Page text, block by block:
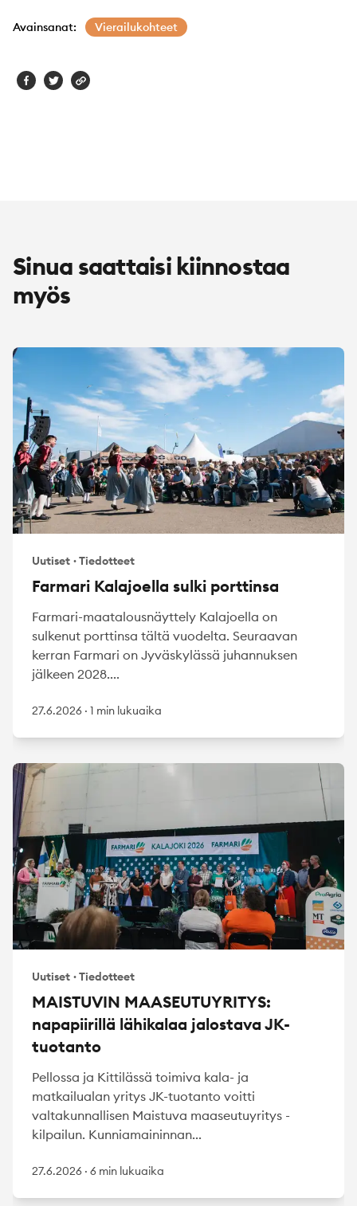
Avainsanat: Vierailukohteet
Sinua saattaisi kiinnostaa
myös
Uutiset ·Tiedotteet
Farmari Kalajoella sulki porttinsa
Farmari-maatalousnäyttely Kalajoella on
sulkenut porttinsa tältä vuodelta. Seuraavan
kerran Farmari on Jyväskylässä juhannuksen
jälkeen 2028....
27.6.2026 · 1 min lukuaika
Uutiset ·Tiedotteet
MAISTUVIN MAASEUTUYRITYS:
napapiirillä lähikalaa jalostava JK-
tuotanto
Pellossa ja Kittilässä toimiva kala- ja
matkailualan yritys JK-tuotanto voitti
valtakunnallisen Maistuva maaseutuyritys -
kilpailun. Kunniamaininnan...
27.6.2026 · 6 min lukuaika